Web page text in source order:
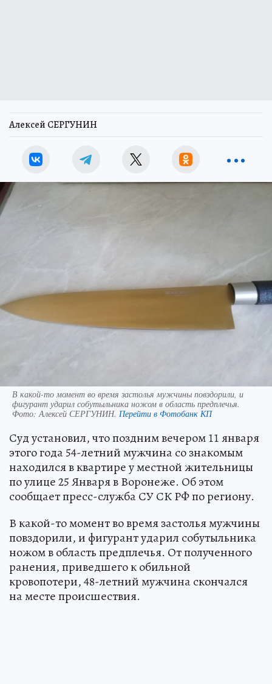
Алексей СЕРГУНИН
В какой-то момент во время застолья мужчины повздорили, и
фигурант ударил собутыльника ножом в область предплечья.
Фото:Алексей СЕРГУНИН. Перейти в Фотобанк КП
Суд установил, что поздним вечером 11 января
этого года 54-летний мужчина со знакомым
находился в квартире у местной жительницы
по улице 25 Января в Воронеже. Об этом
сообщает пресс-служба СУ СК РФ по региону.
В какой-то момент во время застолья мужчины
повздорили, и фигурант ударил собутыльника
ножом в область предплечья. От полученного
ранения, приведшего к обильной
кровопотери, 48-летний мужчина скончался
на месте происшествия.